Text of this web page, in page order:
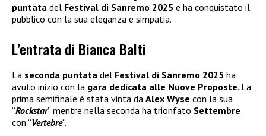
puntata del Festival di Sanremo 2025 e ha conquistato il
pubblico con la sua eleganza e simpatia.
L’entrata di Bianca Balti
La seconda puntata del Festival di Sanremo 2025 ha
avuto inizio con la gara dedicata alle Nuove Proposte. La
prima semifinale è stata vinta da Alex Wyse con la sua
“Rockstar” mentre nella seconda ha trionfato Settembre
con “Vertebre“.